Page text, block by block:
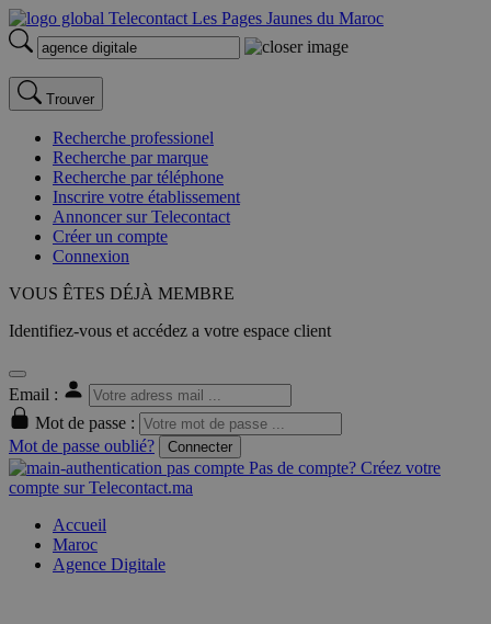
Trouver
Recherche professionel
Recherche par marque
Recherche par téléphone
Inscrire votre établissement
Annoncer sur Telecontact
Créer un compte
Connexion
VOUS ÊTES DÉJÀ MEMBRE
Identifiez-vous et accédez a votre espace client
Email :
Mot de passe :
Mot de passe oublié?
Connecter
Pas de compte? Créez votre
compte sur Telecontact.ma
Accueil
Maroc
Agence Digitale